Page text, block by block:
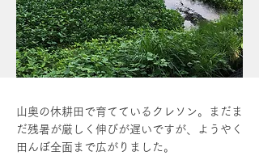
山奥の休耕田で育てているクレソン。まだま
だ残暑が厳しく伸びが遅いですが、ようやく
田んぼ全面まで広がりました。